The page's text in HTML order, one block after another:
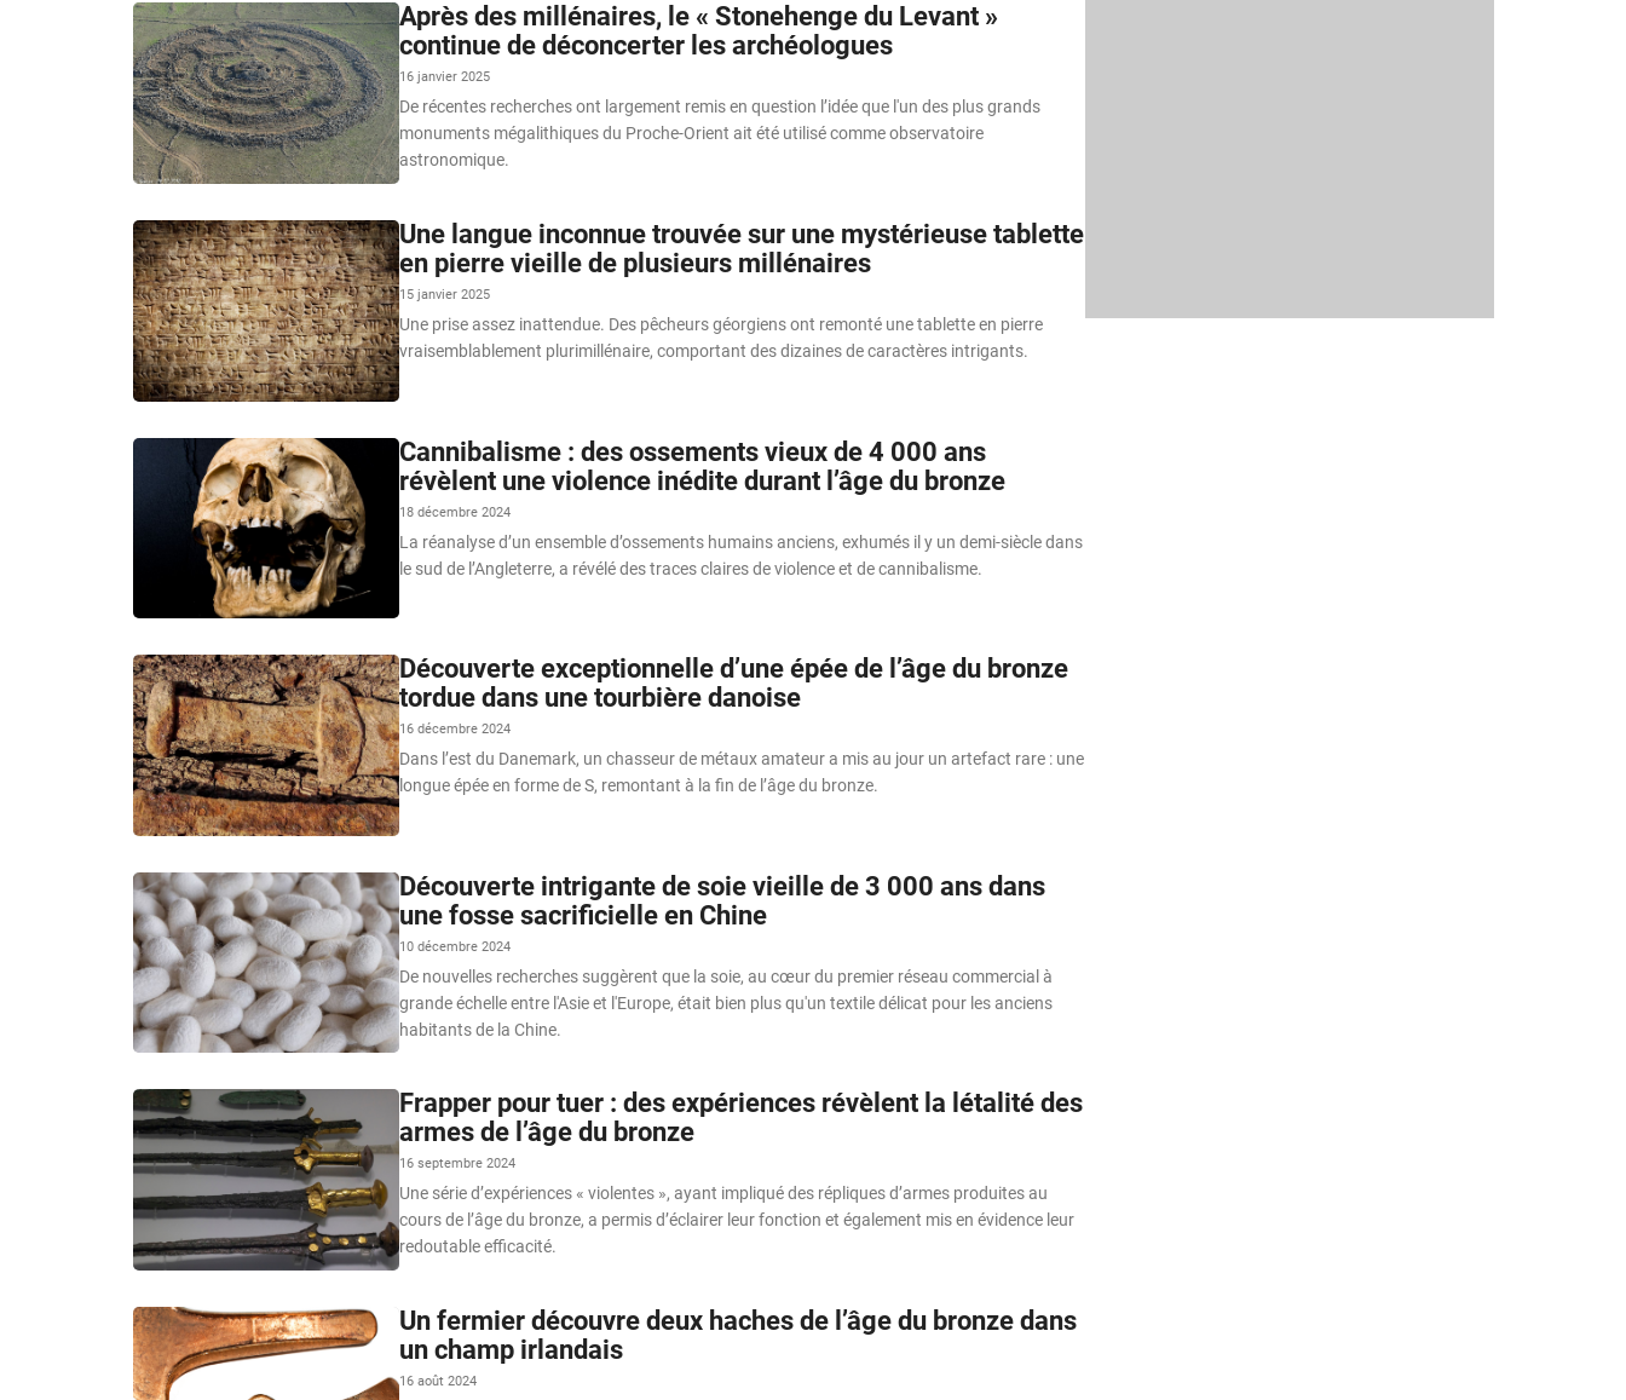
Après des millénaires, le « Stonehenge du Levant »
continue de déconcerter les archéologues
16 janvier 2025
De récentes recherches ont largement remis en question l’idée que l'un des plus grands
monuments mégalithiques du Proche-Orient ait été utilisé comme observatoire
astronomique.
Une langue inconnue trouvée sur une mystérieuse tablette
en pierre vieille de plusieurs millénaires
15 janvier 2025
Une prise assez inattendue. Des pêcheurs géorgiens ont remonté une tablette en pierre
vraisemblablement plurimillénaire, comportant des dizaines de caractères intrigants.
Cannibalisme : des ossements vieux de 4 000 ans
révèlent une violence inédite durant l’âge du bronze
18 décembre 2024
La réanalyse d’un ensemble d’ossements humains anciens, exhumés il y un demi-siècle dans
le sud de l’Angleterre, a révélé des traces claires de violence et de cannibalisme.
Découverte exceptionnelle d’une épée de l’âge du bronze
tordue dans une tourbière danoise
16 décembre 2024
Dans l’est du Danemark, un chasseur de métaux amateur a mis au jour un artefact rare : une
longue épée en forme de S, remontant à la fin de l’âge du bronze.
Découverte intrigante de soie vieille de 3 000 ans dans
une fosse sacrificielle en Chine
10 décembre 2024
De nouvelles recherches suggèrent que la soie, au cœur du premier réseau commercial à
grande échelle entre l'Asie et l'Europe, était bien plus qu'un textile délicat pour les anciens
habitants de la Chine.
Frapper pour tuer : des expériences révèlent la létalité des
armes de l’âge du bronze
16 septembre 2024
Une série d’expériences « violentes », ayant impliqué des répliques d’armes produites au
cours de l’âge du bronze, a permis d’éclairer leur fonction et également mis en évidence leur
redoutable efficacité.
Un fermier découvre deux haches de l’âge du bronze dans
un champ irlandais
16 août 2024